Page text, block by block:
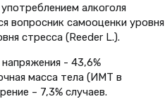
алкоголя
вопросник самооценки уровня
стресса (Reeder L.).
- 43,6%
масса тела (ИМТ в
– 7,3% случаев.